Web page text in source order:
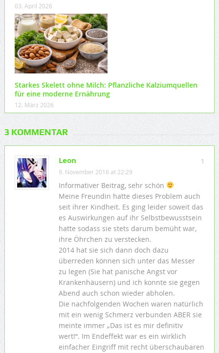
03. April 2026
Starkes Skelett ohne Milch: Pflanzliche Kalziumquellen
für eine moderne Ernährung
12. März 2026
3 KOMMENTAR
1
Leon
9. November 2016 at 22:29
Informativer Beitrag, sehr schön
Meine Freundin hatte dieses Problem auch
seit ihrer Kindheit. Es ging leider soweit das
es Auswirkungen auf ihr Selbstbewusstsein
hatte sodass sie stets darum bemüht war,
ihre Öhrchen zu verstecken.
2014 hat sie sich dann doch dazu
überreden können sich unter das Messer
zu legen (Sie hat panische Angst vor
Krankenhäusern) und ich konnte sie gegen
Abend auch schon wieder abholen.
Die nachfolgenden Wochen waren natürlich
mit ein wenig Schmerz verbunden ABER sie
meinte immer „Das ist es mir definitiv
wert!“. Im Endeffekt war es ein wirklich
einfacher Eingriff mit recht überschaubaren